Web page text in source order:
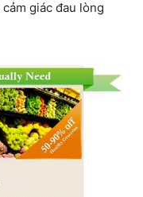
giác đau lòng